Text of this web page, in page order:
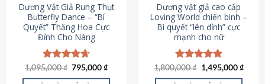
Dương Vật Giả Rung Thụt
Butterfly Dance – “Bí
Quyết” Thăng Hoa Cực
Đỉnh Cho Nàng
Được xếp
hạng4.65
1,095,000₫ Giá
795,000₫Giá
Dương vật giả cao cấp
Loving World chiến binh –
Bí quyết “lên đỉnh” cực
mạnh cho nữ
Được xếp
hạng4.89
1,800,000₫ Giá
gốc
1,495,000₫Giá